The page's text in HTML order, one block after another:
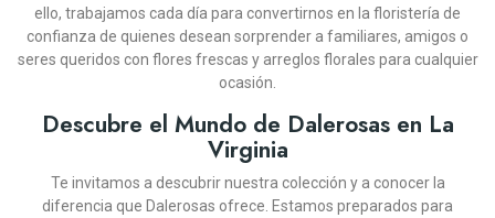
¡En Oferta!
ello, trabajamos cada día para convertirnos en la floristería de
confianza de quienes desean sorprender a familiares, amigos o
seres queridos con flores frescas y arreglos florales para cualquier
ocasión.
Descubre el Mundo de Dalerosas en La
Virginia
Te invitamos a descubrir nuestra colección y a conocer la
diferencia que Dalerosas ofrece. Estamos preparados para